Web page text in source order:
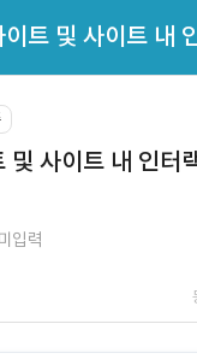
및 사이트 내 인터
입력